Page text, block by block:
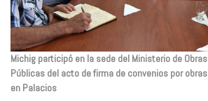
Michig participó en la sede del Ministerio de Obras
Públicas del acto de firma de convenios por obras
en Palacios